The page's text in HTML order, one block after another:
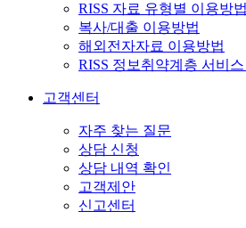
RISS 자료 유형별 이용방법
복사/대출 이용방법
해외전자자료 이용방법
RISS 정보취약계층 서비
고객센터
자주 찾는 질문
상담 신청
상담 내역 확인
고객제안
신고센터